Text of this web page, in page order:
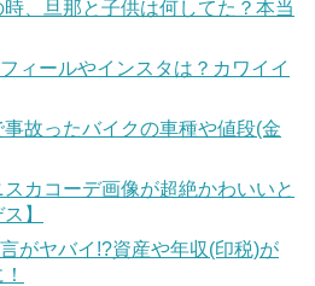
時、旦那と子供は何してた？本当
ィールやインスタは？カワイイ
故ったバイクの車種や値段(金
カコーデ画像が超絶かわいいと
】
がヤバイ!?資産や年収(印税)が